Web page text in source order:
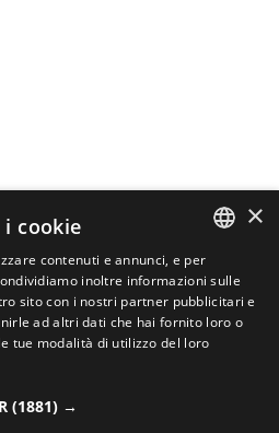
SPANISH
ENGLISH
GREEK
×
cookie
contenuti e annunci, e per
inoltre informazioni sulle
sito con i nostri partner pubblicitari e
ad altri dati che hai fornito loro o
tue modalità di utilizzo del loro
(1881) →